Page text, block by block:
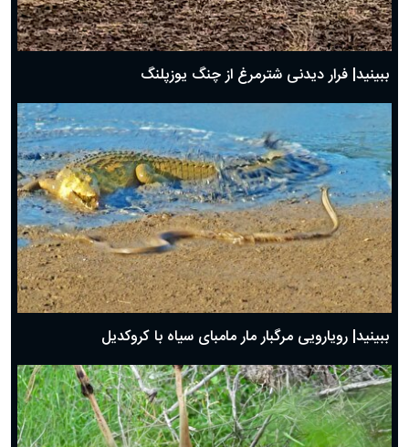
ببینید| فرار دیدنی شترمرغ از چنگ یوزپلنگ
ببینید| رویارویی مرگبار مار مامبای سیاه با کروکدیل